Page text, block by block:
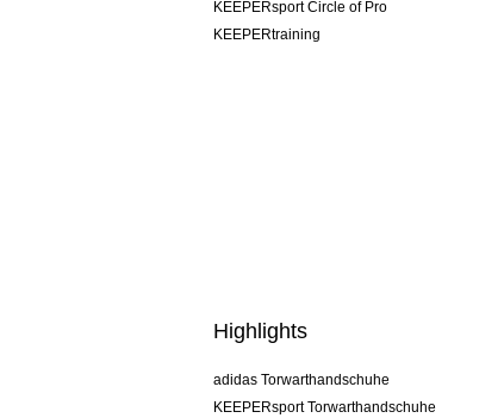
KEEPERsport Circle of Pro
KEEPERtraining
Highlights
adidas Torwarthandschuhe
KEEPERsport Torwarthandschuhe